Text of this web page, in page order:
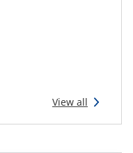
View all